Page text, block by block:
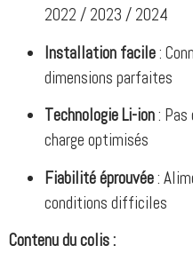
2022 / 2023 / 2024
Installation facile:
dimensions parfaites
Technologie Li-ion:
charge optimisés
Fiabilité éprouvée:
conditions difficiles
Contenu du colis :